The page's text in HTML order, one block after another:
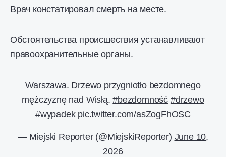
Врач констатировал смерть на месте.
Обстоятельства происшествия устанавливают
правоохранительные органы.
Warszawa. Drzewo przygniotło bezdomnego
mężczyznę nad Wisłą.#bezdomność #drzewo
#wypadek pic.twitter.com/asZogFhOSC
— Miejski Reporter (@MiejskiReporter) June 10,
2026